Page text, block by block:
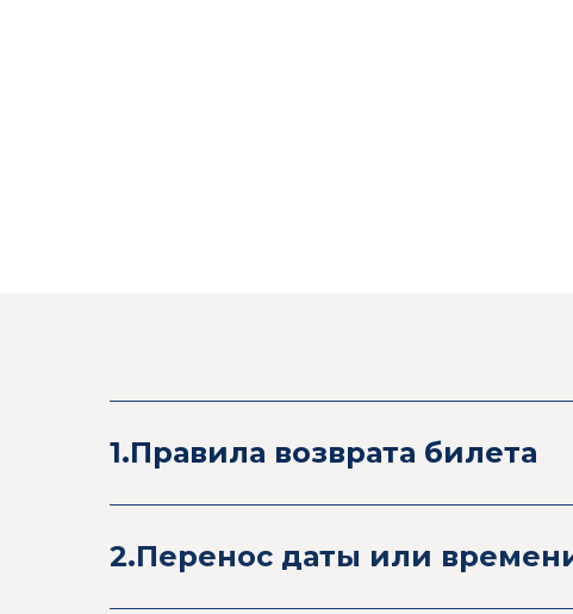
1.Правила возврата билета
2.Перенос даты или